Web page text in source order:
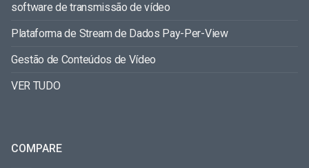
software de transmissão de vídeo
Plataforma de Stream de Dados Pay-Per-View
Gestão de Conteúdos de Vídeo
VER TUDO
COMPARE